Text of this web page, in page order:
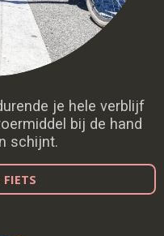
je hele verblijf
bij de hand
schijnt.
FIETS